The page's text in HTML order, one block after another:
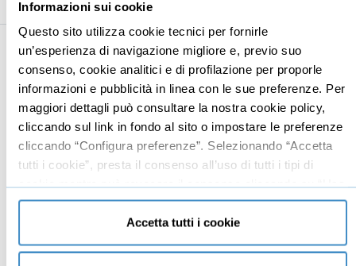
Informazioni sui cookie
Questo sito utilizza cookie tecnici per fornirle
un’esperienza di navigazione migliore e, previo suo
consenso, cookie analitici e di profilazione per proporle
informazioni e pubblicità in linea con le sue preferenze. Per
maggiori dettagli può consultare la nostra cookie policy,
cliccando sul link in fondo al sito o impostare le preferenze
cliccando “Configura preferenze”. Selezionando “Accetta
tutti i cookie”, presta il consenso all’uso di tutti i tipi di
cookie mentre può revocare il consenso cliccando su “Usa
solo cookie necessari” e saranno attivati i soli cookie
tecnici necessari al corretto funzionamento del sito.
Accetta tutti i cookie
Business
Mindset imprenditoriale
Imprenditoria
Risorse Umane
Vendita
Branding
Business management
Digital marketing
Seo
Social media manager
E-commerce
Google
Data analyst